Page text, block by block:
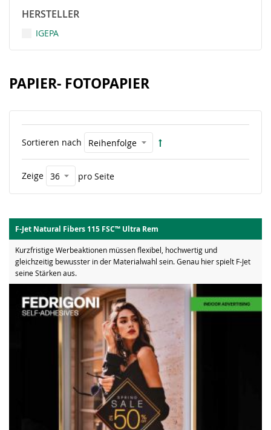
PAPIER- FOTOPAPIER
Sortieren nach
Zeige pro Seite
F-Jet Natural Fibers 115 FSC™ Ultra Rem
Kurzfristige Werbeaktionen müssen flexibel, hochwertig und
gleichzeitig bewusster in der Materialwahl sein. Genau hier spielt F-Jet
seine Stärken aus.
HERSTELLER
IGEPA